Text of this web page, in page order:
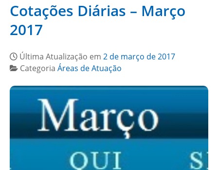
Cotações Diárias – Março
2017
Última Atualização em 2 de março de 2017
Categoria Áreas de Atuação